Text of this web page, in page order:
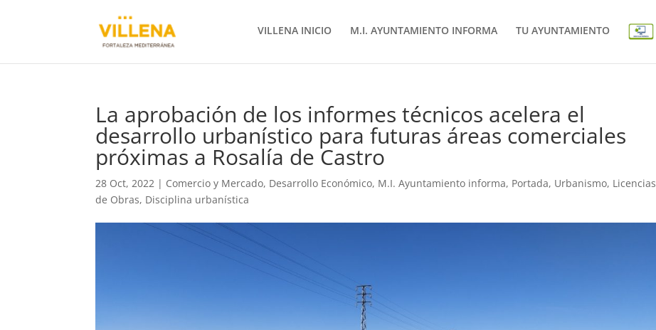
VILLENA INICIO M.I. AYUNTAMIENTO INFORMA TU AYUNTAMIENTO
La aprobación de los informes técnicos acelera el
desarrollo urbanístico para futuras áreas comerciales
próximas a Rosalía de Castro
28 Oct, 2022 | Comercio y Mercado, Desarrollo Económico, M.I. Ayuntamiento informa, Portada, Urbanismo, Licencias
de Obras, Disciplina urbanística